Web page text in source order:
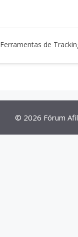
Ferramentas de
© 2026 Fórum